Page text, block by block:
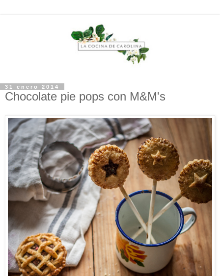
31 enero 2014
Chocolate pie pops con M&M's